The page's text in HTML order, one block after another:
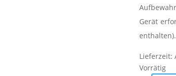
Gerät
enthalten).
Lieferzeit:
Vorrätig